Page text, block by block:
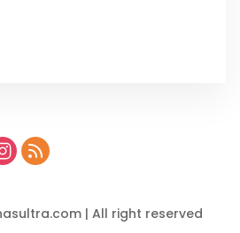
| All right reserved